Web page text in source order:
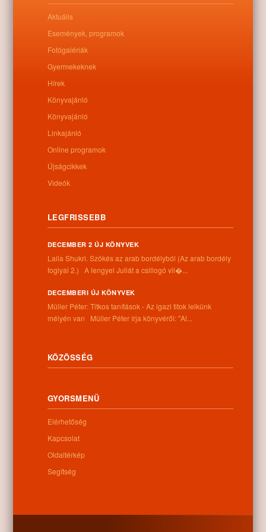
0
Nem található kapcsolódó anyag
Kategóriák:
Információk
Telefon:
+36 52 206 031
Nyitva tartás:
Szerda: 9:00-12:00 13:00-16:30
Csütörtök: 9:00-12:00 13:00-16:30
Vasárnap: zárva
Hírlevél
Aktuális
Események, programok
Fotógalériák
Gyermekeknek
Hírek
Könyvajánló
Könyvajánló
Linkajánló
Online programok
Újságcikkek
Videók
LEGFRISSEBB
DECEMBER 2 ÚJ KÖNYVEK
Laila Shukri. Szökés ​az arab bordélyból (Az arab bordély
foglyai 2.) A lengyel Juliát a csillogó vil�...
DECEMBERI ÚJ KÖNYVEK
Müller Péter: Titkos tanítások - Az igazi titok lelkünk
mélyén van Müller Péter írja könyvéről: "Al...
KÖZÖSSÉG
GYORSMENÜ
Elérhetőség
Kapcsolat
Oldaltérkép
Segítség